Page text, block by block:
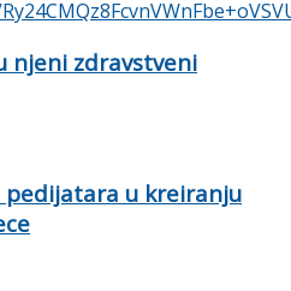
njeni zdravstveni
u kreiranju